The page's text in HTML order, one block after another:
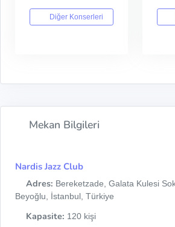
Diğer Konserleri
Mekan Bilgileri
Nardis Jazz Club
Adres: Bereketzade, Galata Kulesi
Beyoğlu, İstanbul, Türkiye
Kapasite: 120 kişi